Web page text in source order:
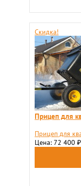
Скидка!
Прицеп для
Прицеп для
Цена: 72 400 ₽